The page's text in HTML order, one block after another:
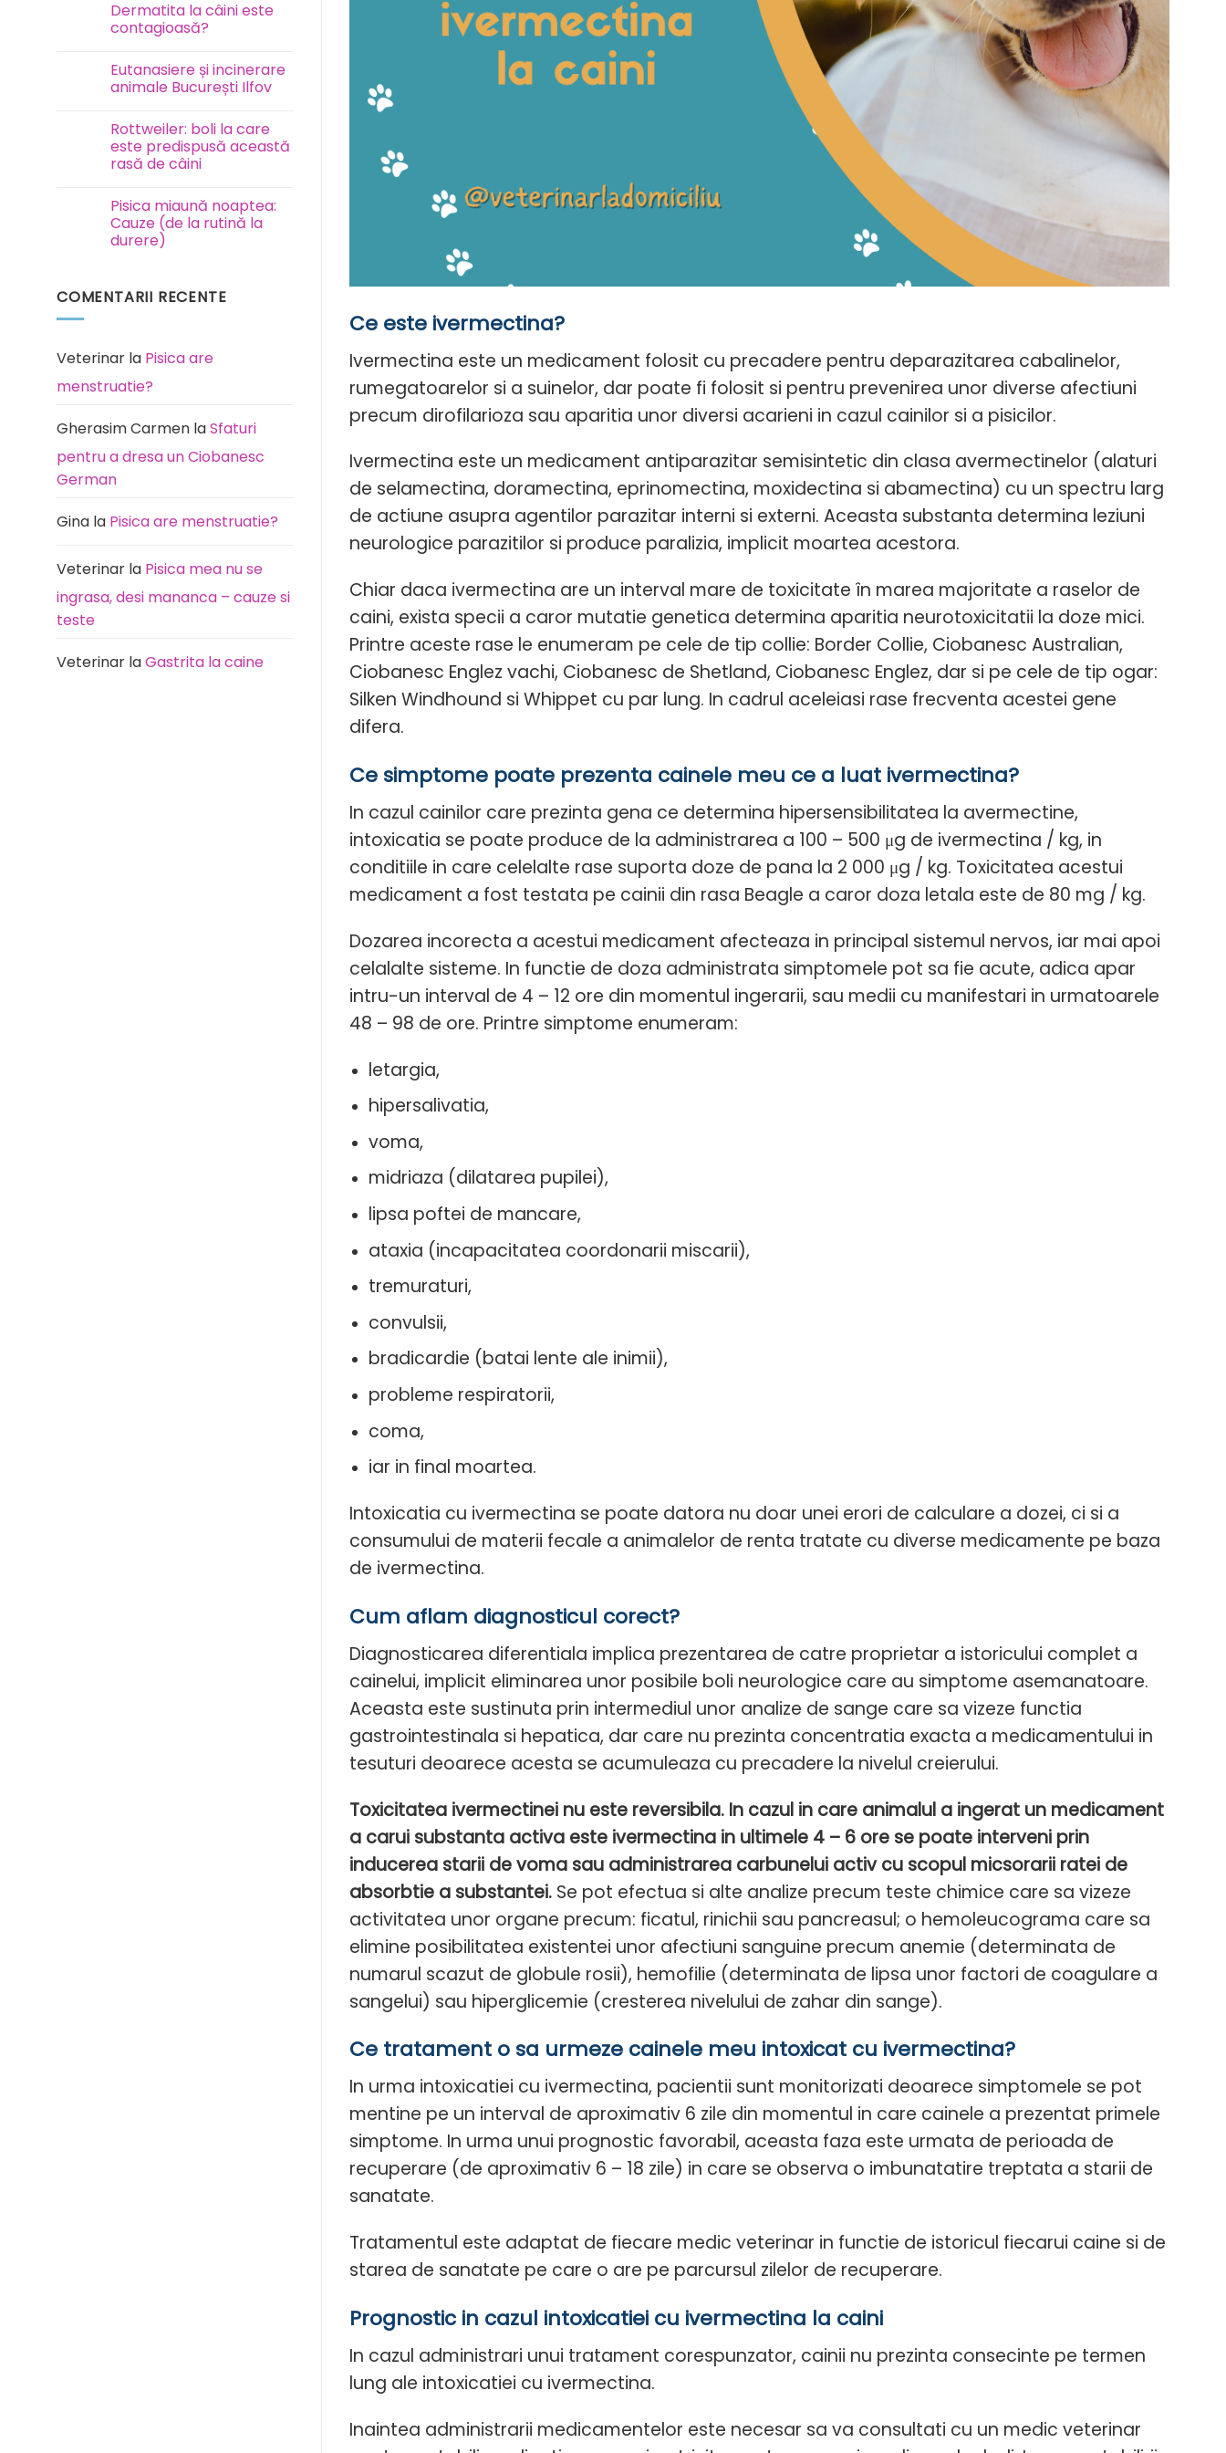
Test
FAVN
la
pisici
Dermatita la câini este
contagioasă?
la
Dermatita
la
contagioasă?
Eutanasiere și incinerare
animale București Ilfov
la
Eutanasiere
și
incinerare
Ilfov
Rottweiler: boli la care
este predispusă această
rasă de câini
la
Rottweiler:
boli
la
această
rasă
Pisica miaună noaptea:
Cauze (de la rutină la
durere)
Pisica
la
rutină
durere)
COMENTARII RECENTE
Veterinar la Pisica are
menstruatie?
Gherasim Carmen laSfaturi
pentru a dresa un Ciobanesc
German
Gina la Pisica are menstruatie?
Veterinar la Pisica mea nu se
ingrasa, desi mananca – cauze si
teste
Veterinar laGastrita la caine
Ce este ivermectina?
Ivermectina este un medicament folosit cu precadere pentru deparazitarea cabalinelor,
rumegatoarelor si a suinelor, dar poate fi folosit si pentru prevenirea unor diverse afectiuni
precum dirofilarioza sau aparitia unor diversi acarieni in cazul cainilor si a pisicilor.
Ivermectina este un medicament antiparazitar semisintetic din clasa avermectinelor (alaturi
de selamectina, doramectina, eprinomectina, moxidectina si abamectina) cu un spectru larg
de actiune asupra agentilor parazitar interni si externi. Aceasta substanta determina leziuni
neurologice parazitilor si produce paralizia, implicit moartea acestora.
Chiar daca ivermectina are un interval mare de toxicitate în marea majoritate a raselor de
caini, exista specii a caror mutatie genetica determina aparitia neurotoxicitatii la doze mici.
Printre aceste rase le enumeram pe cele de tip collie: Border Collie, Ciobanesc Australian,
Ciobanesc Englez vachi, Ciobanesc de Shetland, Ciobanesc Englez, dar si pe cele de tip ogar:
Silken Windhound si Whippet cu par lung. In cadrul aceleiasi rase frecventa acestei gene
difera.
Ce simptome poate prezenta cainele meu ce a luat ivermectina?
In cazul cainilor care prezinta gena ce determina hipersensibilitatea la avermectine,
intoxicatia se poate produce de la administrarea a 100 – 500 μg de ivermectina / kg, in
conditiile in care celelalte rase suporta doze de pana la 2 000 μg / kg. Toxicitatea acestui
medicament a fost testata pe cainii din rasa Beagle a caror doza letala este de 80 mg / kg.
Dozarea incorecta a acestui medicament afecteaza in principal sistemul nervos, iar mai apoi
celalalte sisteme. In functie de doza administrata simptomele pot sa fie acute, adica apar
intru-un interval de 4 – 12 ore din momentul ingerarii, sau medii cu manifestari in urmatoarele
48 – 98 de ore. Printre simptome enumeram:
letargia,
hipersalivatia,
voma,
midriaza (dilatarea pupilei),
lipsa poftei de mancare,
ataxia (incapacitatea coordonarii miscarii),
tremuraturi,
convulsii,
bradicardie (batai lente ale inimii),
probleme respiratorii,
coma,
iar in final moartea.
Intoxicatia cu ivermectina se poate datora nu doar unei erori de calculare a dozei, ci si a
consumului de materii fecale a animalelor de renta tratate cu diverse medicamente pe baza
de ivermectina.
Cum aflam diagnosticul corect?
Diagnosticarea diferentiala implica prezentarea de catre proprietar a istoricului complet a
cainelui, implicit eliminarea unor posibile boli neurologice care au simptome asemanatoare.
Aceasta este sustinuta prin intermediul unor analize de sange care sa vizeze functia
gastrointestinala si hepatica, dar care nu prezinta concentratia exacta a medicamentului in
tesuturi deoarece acesta se acumuleaza cu precadere la nivelul creierului.
Toxicitatea ivermectinei nu este reversibila. In cazul in care animalul a ingerat un medicament
a carui substanta activa este ivermectina in ultimele 4 – 6 ore se poate interveni prin
inducerea starii de voma sau administrarea carbunelui activ cu scopul micsorarii ratei de
absorbtie a substantei. Se pot efectua si alte analize precum teste chimice care sa vizeze
activitatea unor organe precum: ficatul, rinichii sau pancreasul; o hemoleucograma care sa
elimine posibilitatea existentei unor afectiuni sanguine precum anemie (determinata de
numarul scazut de globule rosii), hemofilie (determinata de lipsa unor factori de coagulare a
sangelui) sau hiperglicemie (cresterea nivelului de zahar din sange).
Ce tratament o sa urmeze cainele meu intoxicat cu ivermectina?
In urma intoxicatiei cu ivermectina, pacientii sunt monitorizati deoarece simptomele se pot
mentine pe un interval de aproximativ 6 zile din momentul in care cainele a prezentat primele
simptome. In urma unui prognostic favorabil, aceasta faza este urmata de perioada de
recuperare (de aproximativ 6 – 18 zile) in care se observa o imbunatatire treptata a starii de
sanatate.
Tratamentul este adaptat de fiecare medic veterinar in functie de istoricul fiecarui caine si de
starea de sanatate pe care o are pe parcursul zilelor de recuperare.
Prognostic in cazul intoxicatiei cu ivermectina la caini
In cazul administrari unui tratament corespunzator, cainii nu prezinta consecinte pe termen
lung ale intoxicatiei cu ivermectina.
Inaintea administrarii medicamentelor este necesar sa va consultati cu un medic veterinar